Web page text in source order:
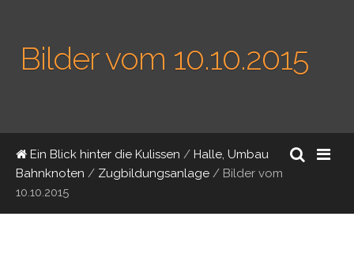
Bilder vom 10.10.2015
Ein Blick hinter die Kulissen / Halle, Umbau
Bahnknoten / Zugbildungsanlage / Bilder vom
10.10.2015